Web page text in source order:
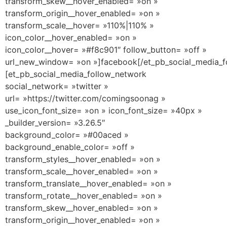
transform_origin__hover_enabled= »on »
transform_scale__hover= »110%|110% »
icon_color__hover_enabled= »on »
icon_color__hover= »#f8c901″ follow_button= »off »
url_new_window= »on »]facebook[/
[et_pb_social_media_follow_network
social_network= »twitter »
url= »https://twitter.com/comingsoonag »
use_icon_font_size= »on » icon_font_size= »40px »
_builder_version= »3.26.5″
background_color= »#00aced »
background_enable_color= »off »
transform_styles__hover_enabled= »on »
transform_scale__hover_enabled= »on »
transform_translate__hover_enabled= »on »
transform_rotate__hover_enabled= »on »
transform_skew__hover_enabled= »on »
transform_origin__hover_enabled= »on »